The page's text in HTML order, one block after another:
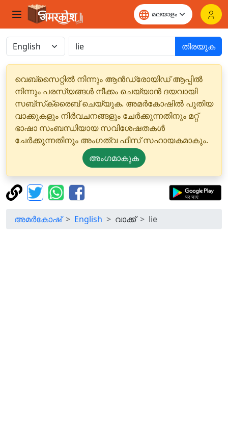
തിരയുക
വെബ്‌സൈറ്റിൽ നിന്നും ആൻഡ്രോയിഡ് ആപ്പിൽ
നിന്നും പരസ്യങ്ങൾ നീക്കം ചെയ്യാൻ ദയവായി
സബ്‌സ്‌ക്രൈബ് ചെയ്യുക. അമർകോഷിൽ പുതിയ
വാക്കുകളും നിർവചനങ്ങളും ചേർക്കുന്നതിനും മറ്റ്
ഭാഷാ സംബന്ധിയായ സവിശേഷതകൾ
ചേർക്കുന്നതിനും അംഗത്വ ഫീസ് സഹായകമാകും.
അംഗമാകുക
അമർകോഷ് English വാക്ക് lie